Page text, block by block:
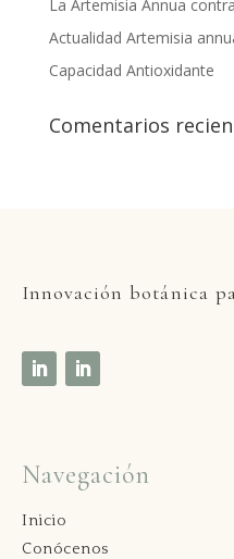
La Artemisia Annua
Actualidad Artemisia
Capacidad Antioxidante
Comentarios
Innovación botánica
Navegación
Inicio
Conócenos